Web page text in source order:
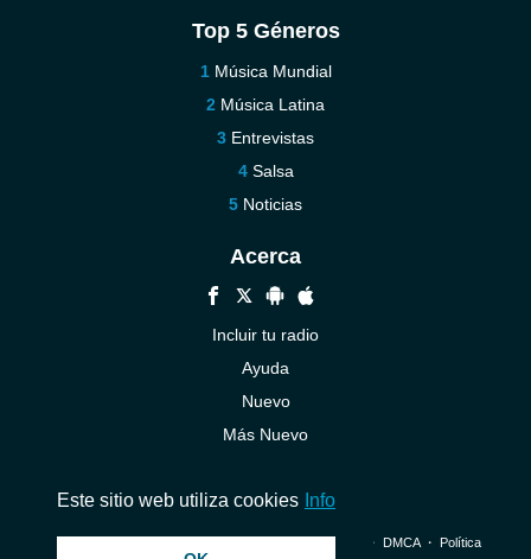
Top 5 Géneros
Música Mundial
Música Latina
Entrevistas
Salsa
Noticias
Acerca
Incluir tu radio
Ayuda
Nuevo
Más Nuevo
© 2026 InstantAudio. Reservados todos los derechos. ・ DMCA・ Política
Este sitio web utiliza cookies Info